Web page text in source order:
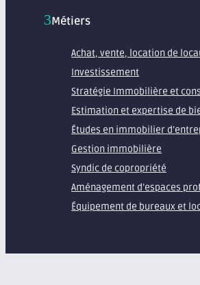
Métiers
Achat, vente, location de
Investissement
Stratégie Immobilière et
Estimation et expertise de
Études en immobilier
Gestion immobilière
Syndic de copropriété
Aménagement d’espaces
Équipement de bureaux et